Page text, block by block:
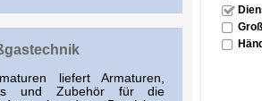
liefert Armaturen,
und Zubehör für die